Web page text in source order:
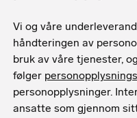
Vi og våre
håndteringen av
bruk av våre tjenester,
følger
personopplysninger.
ansatte som gjennom